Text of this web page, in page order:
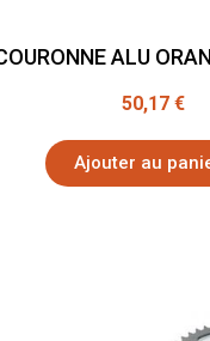
ALU
50,17 €
Ajouter au